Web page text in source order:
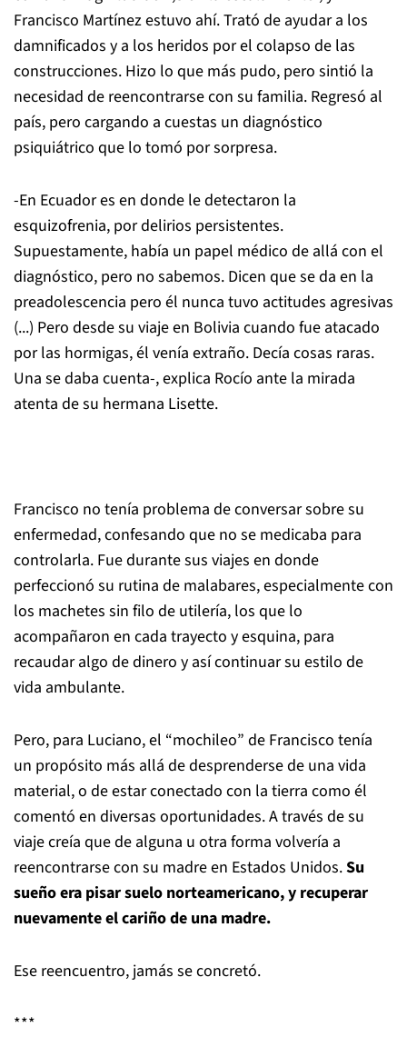
Francisco Martínez estuvo ahí. Trató de ayudar a los
damnificados y a los heridos por el colapso de las
construcciones. Hizo lo que más pudo, pero sintió la
necesidad de reencontrarse con su familia. Regresó al
país, pero cargando a cuestas un diagnóstico
psiquiátrico que lo tomó por sorpresa.
-En Ecuador es en donde le detectaron la
esquizofrenia, por delirios persistentes.
Supuestamente, había un papel médico de allá con el
diagnóstico, pero no sabemos. Dicen que se da en la
preadolescencia pero él nunca tuvo actitudes agresivas
(...) Pero desde su viaje en Bolivia cuando fue atacado
por las hormigas, él venía extraño. Decía cosas raras.
Una se daba cuenta-, explica Rocío ante la mirada
atenta de su hermana Lisette.
Francisco no tenía problema de conversar sobre su
enfermedad, confesando que no se medicaba para
controlarla. Fue durante sus viajes en donde
perfeccionó su rutina de malabares, especialmente con
los machetes sin filo de utilería, los que lo
acompañaron en cada trayecto y esquina, para
recaudar algo de dinero y así continuar su estilo de
vida ambulante.
Pero, para Luciano, el “mochileo” de Francisco tenía
un propósito más allá de desprenderse de una vida
material, o de estar conectado con la tierra como él
comentó en diversas oportunidades. A través de su
viaje creía que de alguna u otra forma volvería a
reencontrarse con su madre en Estados Unidos.Su
sueño era pisar suelo norteamericano, y recuperar
nuevamente el cariño de una madre.
Ese reencuentro, jamás se concretó.
***